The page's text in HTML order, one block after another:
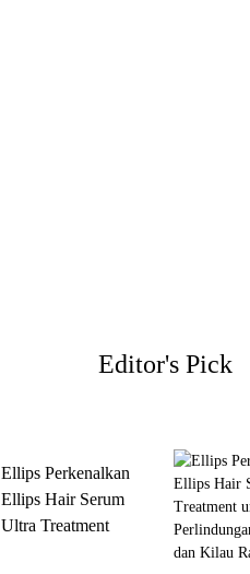
Editor's Pick
Ellips Perkenalkan
Ellips Hair Serum
Ultra Treatment